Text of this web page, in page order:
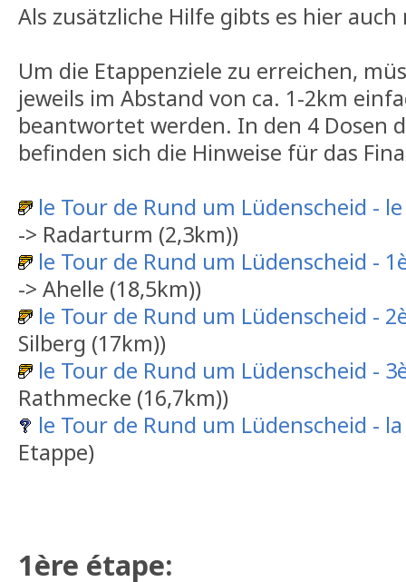
Als zusätzliche Hilfe gibts es hier
Um die Etappenziele zu erreichen,
jeweils im Abstand von ca. 1-2km
beantwortet werden. In den 4 Dosen
befinden sich die Hinweise für das
le Tour de Rund um Lüdenscheid -
-> Radarturm (2,3km))
le Tour de Rund um Lüdenscheid -
-> Ahelle (18,5km))
le Tour de Rund um Lüdenscheid -
Silberg (17km))
le Tour de Rund um Lüdenscheid -
Rathmecke (16,7km))
le Tour de Rund um Lüdenscheid -
Etappe)
1ère étape: